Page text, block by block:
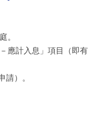
。
應計入息」項目（即有
請）。